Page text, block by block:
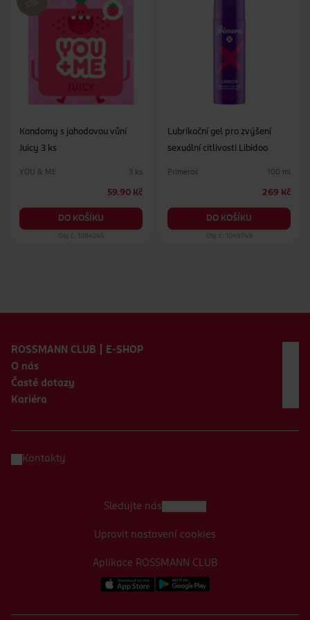
Kondomy s jahodovou vůní
Juicy 3 ks
YOU & ME 3 ks
59.90 Kč
DO KOŠÍKU
Obj. č.: 1084245
Lubrikační gel pro zvýšení
sexuální citlivosti Libidoo
Primeros 100 ml
269 Kč
DO KOŠÍKU
Obj. č.: 1049749
ROSSMANN CLUB | E-SHOP
O nás
Časté dotazy
Kariéra
Kontakty
Aplikace ROSSMANN CLUB
Sledujte nás
Upravit nastavení cookies